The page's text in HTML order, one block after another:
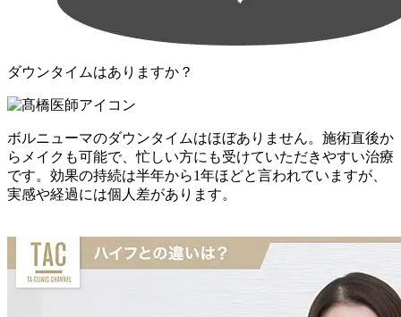
ダウンタイムはありますか？
ボルニューマのダウンタイムはほぼありません。施術直後か
らメイクも可能で、忙しい方にも受けていただきやすい治療
です。効果の持続は半年から1年ほどと言われていますが、
実感や経過には個人差があります。